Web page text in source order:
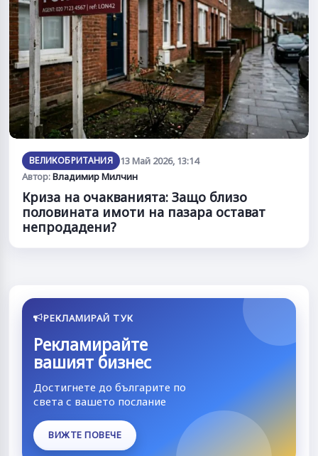
ВЕЛИКОБРИТАНИЯ
13 Май 2026, 13:14
Автор:Владимир Милчин
Криза на очакванията: Защо близо
половината имоти на пазара остават
непродадени?
РЕКЛАМИРАЙ ТУК
Рекламирайте
вашият бизнес
Достигнете до българите по
света с вашето послание
ВИЖТЕ ПОВЕЧЕ